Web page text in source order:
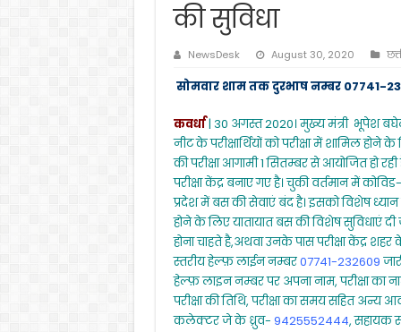
की सुविधा
NewsDesk August 30, 2020
सोमवार शाम तक दुरभाष नम्बर 07741-
कवर्धा| 30 अगस्त 2020। मुख्य मंत्री भूपेश बघेल के
नीट के परीक्षार्थियों को परीक्षा में शामिल
की परीक्षा आगामी 1 सितम्बर से आयोजित हो
परीक्षा केंद्र बनाए गए है। चुकी वर्तमान में
प्रदेश में बस की सेवाएं बंद है। इसको विशेष
होने के लिए यातायात बस की विशेष सुविधाएं दी
होना चाहते है,अथवा उनके पास परीक्षा केंद्र
स्तरीय हेल्फ़ लाईन नम्बर07741-232609
हेल्फ़ लाइन नम्बर पर अपना नाम, परीक्षा का
परीक्षा की तिथि, परीक्षा का समय सहित
कलेक्टर जे के ध्रुव- 9425552444, सहायक